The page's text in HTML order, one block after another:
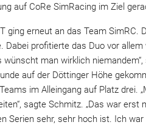
auf CoRe SimRacing im Ziel
ging erneut an das Team
Dabei profitierte das Duo vor
man wirklich
auf der Döttinger Höhe
im Alleingang auf Platz drei.
sagte Schmitz. „Das war
Serien sehr, sehr hoch ist. Ich